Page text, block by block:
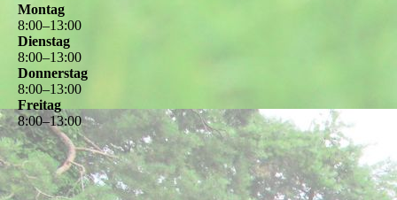
Montag
8:00–13:00
Dienstag
8:00–13:00
Donnerstag
8:00–13:00
Freitag
8:00–13:00